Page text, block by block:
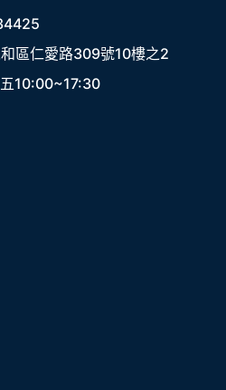
區仁愛路309號10樓之2
10:00~17:30